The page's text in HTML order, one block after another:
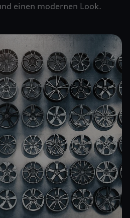
einen modernen Look.